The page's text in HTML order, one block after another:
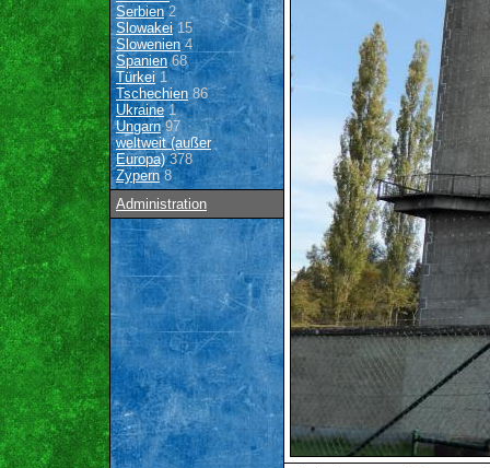
Serbien2
Slowakei15
Slowenien4
Spanien68
Türkei1
Tschechien 86
Ukraine1
Ungarn97
weltweit (außer
Europa)378
Zypern8
Administration